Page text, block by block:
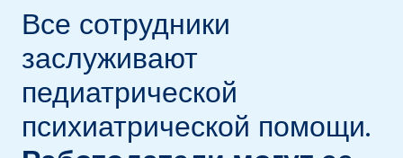
Все сотрудники
заслуживают
педиатрической
психиатрической помощи.